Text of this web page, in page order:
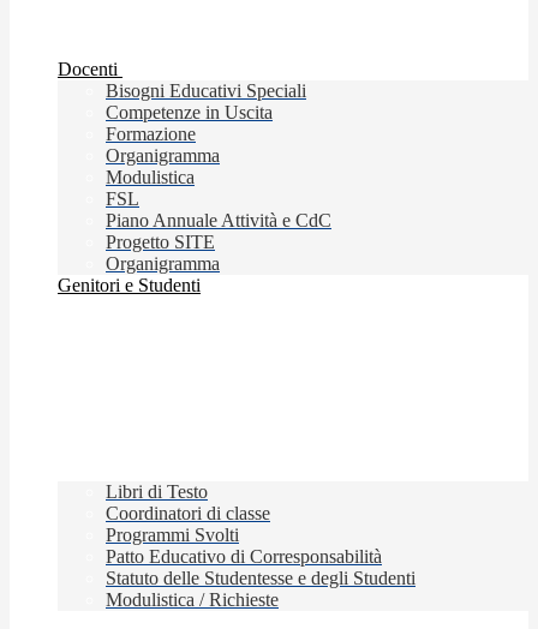
Docenti
Bisogni Educativi Speciali
Competenze in Uscita
Formazione
Organigramma
Modulistica
FSL
Piano Annuale Attività e CdC
Progetto SITE
Organigramma
Genitori e Studenti
Libri di Testo
Coordinatori di classe
Programmi Svolti
Patto Educativo di Corresponsabilità
Statuto delle Studentesse e degli Studenti
Modulistica / Richieste